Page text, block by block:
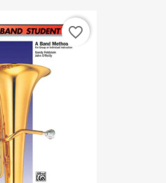
favorite_border